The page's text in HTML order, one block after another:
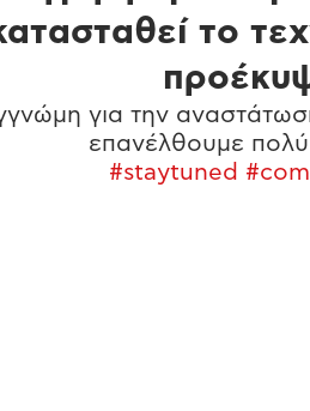
το
για την
επανέλθουμε
#staytuned